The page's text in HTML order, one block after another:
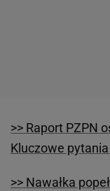
>> Raport PZPN
Kluczowe
>> Nawałka